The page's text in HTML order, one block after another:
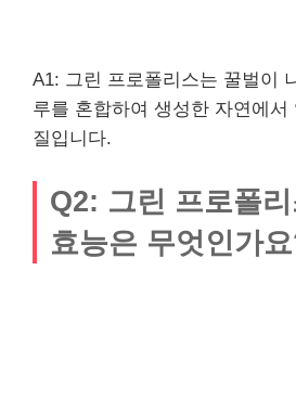
A1: 그린 프로폴리스는 꿀벌이
루를 혼합하여 생성한 자연에서
질입니다.
Q2: 그린 프로폴
효능은 무엇인가